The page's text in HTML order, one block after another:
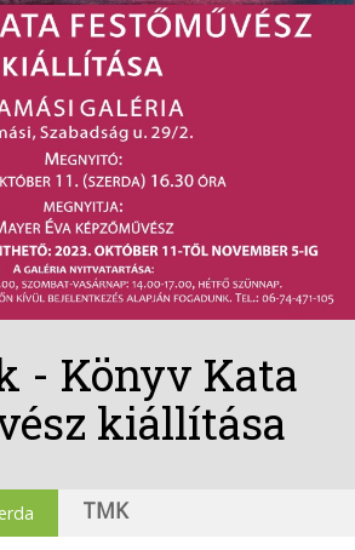
- Könyv Kata
kiállítása
TMK